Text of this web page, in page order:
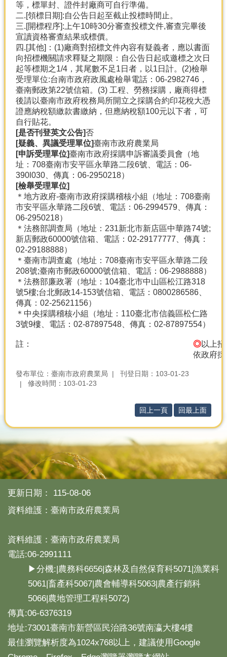
等，標單封、證件封廠商可自行準備。
二.[領標日期]:自公告日起至截止投標時間止。
三.[開標程序]:上午10時30分審查投標文件,審查完畢後
宣讀資格審查結果或標價。
四.[其他]：(1)廠商對招標文件內容有疑義者，應以書面
向招標機關請求釋疑之期限：自公告日起或邀標之次日
起等標期之1/4，其尾數不足1日者，以1日計。(2)檢舉
受理單位:台南市政府政風處檢舉電話：06-2982746，
臺南郵政第22號信箱。(3) 工程、勞務採購，廠商得標
後請以臺南市政府稅務局所開立之採購合約印花稅大憑
證應納稅額繳款書繳納，但應納稅額100元以下者，可
自行貼花。
[是否刊登英文公告]否
[疑義、異議受理單位]臺南市政府農業局
[申訴受理單位]臺南市政府採購申訴審議委員會（地
址：708臺南市安平區永華路二段6號、電話：06-
390l030、傳真：06-2950218）
[檢舉受理單位]
＊地方政府-臺南市政府採購稽核小組（地址：708臺南
市安平區永華路二段6號、電話：06-2994579、傳真：
06-2950218）
＊法務部調查局（地址：231新北市新店區中華路74號;
新店郵政60000號信箱、電話：02-29177777、傳真：
02-29188888）
＊臺南市調查處（地址：708臺南市安平區永華路二段
208號;臺南市郵政60000號信箱、電話：06-2988888）
＊法務部廉政署（地址：104臺北市中山區松江路318
號5樓;台北郵政14-153號信箱、電話：0800286586、
傳真：02-25621156）
＊中央採購稽核小組（地址：110臺北市信義區松仁路
3號9樓、電話：02-87897548、傳真：02-87897554）
註： ◎以上
依政府
發布單位：臺南市政府農業局
刊登日期：103-01-23
修改時間：103-01-23
回上一頁 回最上面
更新日期：
115-08-06
資料維護：臺南市政府農業局
資料維護：臺南市政府農業局
電話:06-2991111
▶分機:|農務科6656|森林及自然保育科5071|漁業科
5061|畜產科5067|農會輔導科5063|農產行銷科
5066|農地管理工程科5072)
傳真:06-6376319
地址:73001臺南市新營區民治路36號南瀛大樓4樓
最佳瀏覽解析度為1024x768以上，建議使用Google